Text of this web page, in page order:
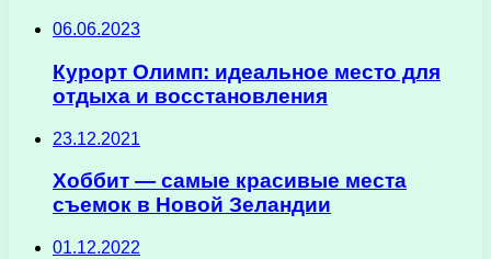
06.06.2023
Курорт Олимп: идеальное место для
отдыха и восстановления
23.12.2021
Хоббит — самые красивые места
съемок в Новой Зеландии
01.12.2022